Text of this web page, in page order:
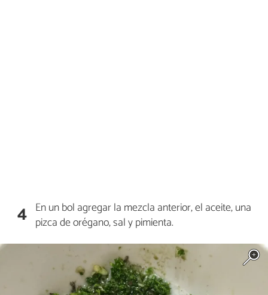
4 En un bol agregar la mezcla anterior, el aceite, una
pizca de orégano, sal y pimienta.